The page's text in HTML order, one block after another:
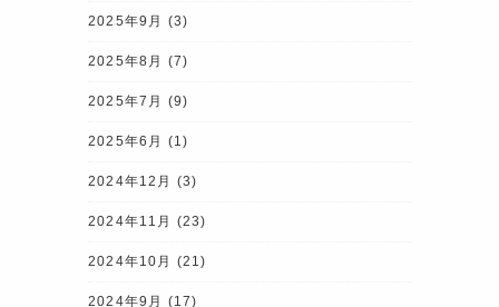
2025年9月 (3)
2025年8月 (7)
2025年7月 (9)
2025年6月 (1)
2024年12月 (3)
2024年11月 (23)
2024年10月 (21)
2024年9月 (17)